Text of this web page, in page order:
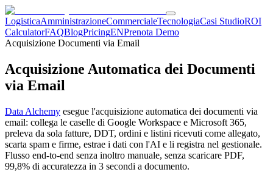
LogisticaAmministrazioneCommercialeTecnologiaCasi StudioROI
CalculatorFAQBlogPricingENPrenota Demo
Acquisizione Documenti via Email
Acquisizione Automatica dei Documenti
via Email
Data Alchemy esegue l'acquisizione automatica dei documenti via
email: collega le caselle di Google Workspace e Microsoft 365,
preleva da sola fatture, DDT, ordini e listini ricevuti come allegato,
scarta spam e firme, estrae i dati con l'AI e li registra nel gestionale.
Flusso end-to-end senza inoltro manuale, senza scaricare PDF,
99,8% di accuratezza in 3 secondi a documento.